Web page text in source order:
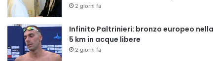
2 giorni fa
Infinito Paltrinieri: bronzo europeo nella
5 km in acque libere
2 giorni fa